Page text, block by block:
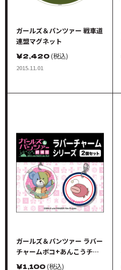
ガールズ＆パンツァー 戦車道
連盟マグネット
￥2,420(税込)
2015.11.01
ガールズ＆パンツァー ラバー
チャームボコ+あんこうチー
ム
￥1,100(税込)